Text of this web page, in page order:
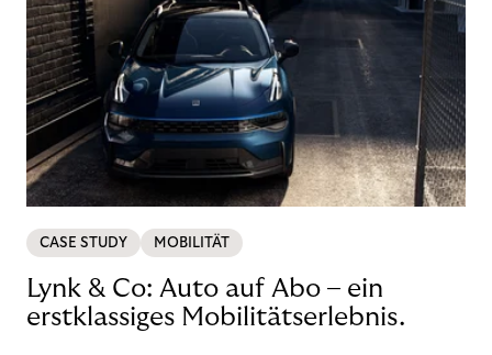
CASE STUDY MOBILITÄT
Lynk & Co: Auto auf Abo – ein
erstklassiges Mobilitätserlebnis.